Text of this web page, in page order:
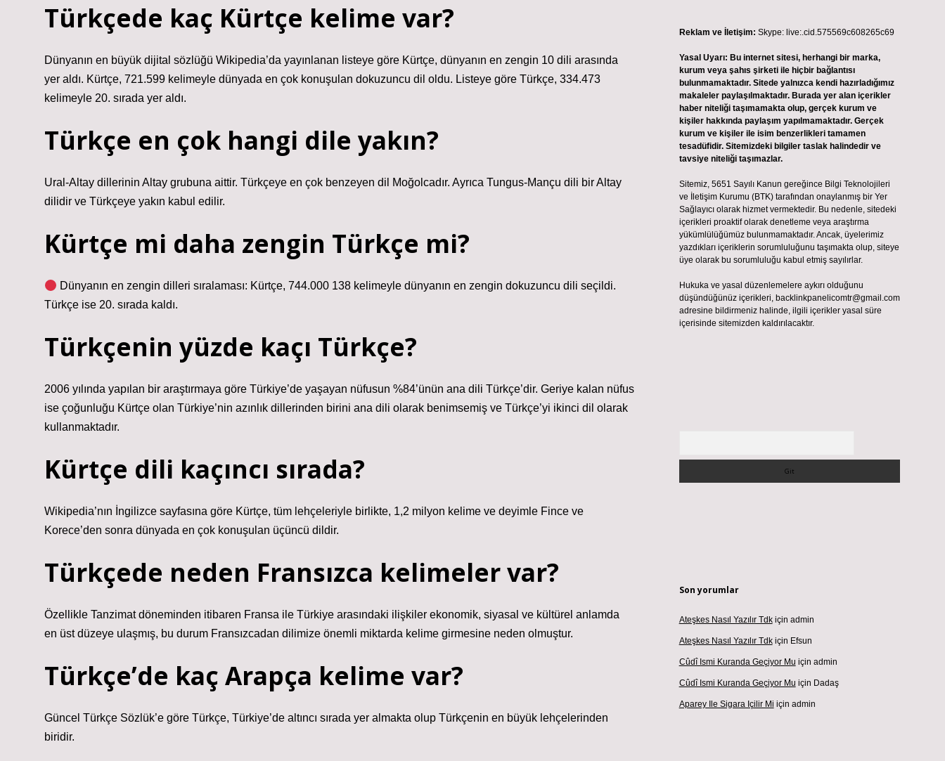
Türkçede kaç Kürtçe kelime var?
Dünyanın en büyük dijital sözlüğü Wikipedia’da yayınlanan listeye göre Kürtçe, dünyanın en zengin 10 dili arasında
yer aldı. Kürtçe, 721.599 kelimeyle dünyada en çok konuşulan dokuzuncu dil oldu. Listeye göre Türkçe, 334.473
kelimeyle 20. sırada yer aldı.
Türkçe en çok hangi dile yakın?
Ural-Altay dillerinin Altay grubuna aittir. Türkçeye en çok benzeyen dil Moğolcadır. Ayrıca Tungus-Mançu dili bir Altay
dilidir ve Türkçeye yakın kabul edilir.
Kürtçe mi daha zengin Türkçe mi?
Dünyanın en zengin dilleri sıralaması: Kürtçe, 744.000 138 kelimeyle dünyanın en zengin dokuzuncu dili seçildi.
Türkçe ise 20. sırada kaldı.
Türkçenin yüzde kaçı Türkçe?
2006 yılında yapılan bir araştırmaya göre Türkiye’de yaşayan nüfusun %84’ünün ana dili Türkçe’dir. Geriye kalan nüfus
ise çoğunluğu Kürtçe olan Türkiye’nin azınlık dillerinden birini ana dili olarak benimsemiş ve Türkçe’yi ikinci dil olarak
kullanmaktadır.
Kürtçe dili kaçıncı sırada?
Wikipedia’nın İngilizce sayfasına göre Kürtçe, tüm lehçeleriyle birlikte, 1,2 milyon kelime ve deyimle Fince ve
Korece’den sonra dünyada en çok konuşulan üçüncü dildir.
Türkçede neden Fransızca kelimeler var?
Özellikle Tanzimat döneminden itibaren Fransa ile Türkiye arasındaki ilişkiler ekonomik, siyasal ve kültürel anlamda
en üst düzeye ulaşmış, bu durum Fransızcadan dilimize önemli miktarda kelime girmesine neden olmuştur.
Türkçe’de kaç Arapça kelime var?
Güncel Türkçe Sözlük’e göre Türkçe, Türkiye’de altıncı sırada yer almakta olup Türkçenin en büyük lehçelerinden
biridir.
Reklam ve İletişim: Skype: live:.cid.575569c608265c69
Yasal Uyarı: Bu internet sitesi, herhangi bir marka,
kurum veya şahıs şirketi ile hiçbir bağlantısı
bulunmamaktadır. Sitede yalnızca kendi hazırladığımız
makaleler paylaşılmaktadır. Burada yer alan içerikler
haber niteliği taşımamakta olup, gerçek kurum ve
kişiler hakkında paylaşım yapılmamaktadır. Gerçek
kurum ve kişiler ile isim benzerlikleri tamamen
tesadüfidir. Sitemizdeki bilgiler taslak halindedir ve
tavsiye niteliği taşımazlar.
Sitemiz, 5651 Sayılı Kanun gereğince Bilgi Teknolojileri
ve İletişim Kurumu (BTK) tarafından onaylanmış bir Yer
Sağlayıcı olarak hizmet vermektedir. Bu nedenle, sitedeki
içerikleri proaktif olarak denetleme veya araştırma
yükümlülüğümüz bulunmamaktadır. Ancak, üyelerimiz
yazdıkları içeriklerin sorumluluğunu taşımakta olup, siteye
üye olarak bu sorumluluğu kabul etmiş sayılırlar.
Hukuka ve yasal düzenlemelere aykırı olduğunu
düşündüğünüz içerikleri, backlinkpanelicomtr@gmail.com
adresine bildirmeniz halinde, ilgili içerikler yasal süre
içerisinde sitemizden kaldırılacaktır.
Son yorumlar
Ateşkes Nasıl Yazılır Tdkiçin admin
Ateşkes Nasıl Yazılır Tdkiçin Efsun
Cûdî Ismi Kuranda Geçiyor Mu için admin
Cûdî Ismi Kuranda Geçiyor Mu için Dadaş
Aparey Ile Sigara Içilir Mi için admin